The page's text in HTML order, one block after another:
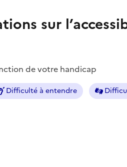
sur
de votre handicap
Difficulté à entendre